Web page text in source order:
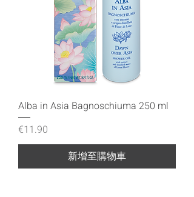
Alba in Asia Bagnoschiuma 250 ml
價格
€11.90
新增至購物車